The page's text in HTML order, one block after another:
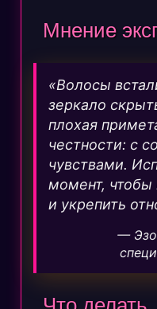
Мнение
«Волосы
зеркало
плохая
честности: с
чувствами.
момент, чтобы
и укрепить
—